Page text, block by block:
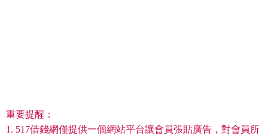
重要提醒：
1. 517借錢網僅提供一個網站平台讓會員張貼廣告，對會員所